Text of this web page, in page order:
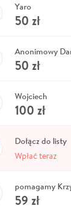
Yaro
50 zł
Anonimowy
50 zł
Wojciech
100 zł
Dołącz do listy
Wpłać teraz
pomagamy
59 zł